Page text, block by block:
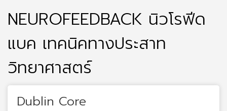
NEUROFEEDBACK นิวโรฟีด
แบค เทคนิคทางประสาท
วิทยาศาสตร์
Dublin Core